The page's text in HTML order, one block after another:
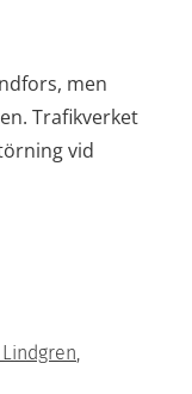
men
Trafikverket
vid
,